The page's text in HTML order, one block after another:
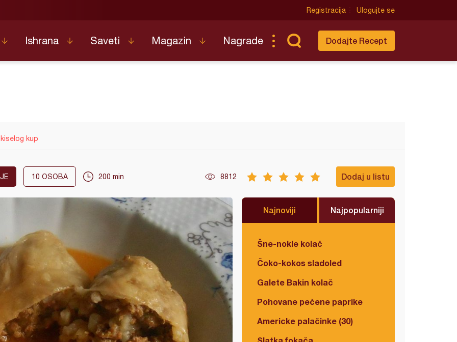
Registracija Ulogujte se
Ishrana Saveti Magazin Nagrade Dodajte Recept
kup
10 OSOBA 200 min 8812 Dodaj u listu
Najnoviji Najpopularniji
Šne-nokle kolač
Čoko-kokos sladoled
Galete Bakin kolač
Pohovane pečene paprike
Americke palačinke (30)